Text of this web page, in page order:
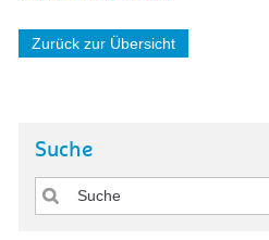
Zurück zur Übersicht
Suche